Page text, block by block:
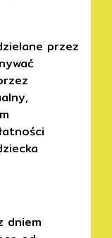
przez
dniem